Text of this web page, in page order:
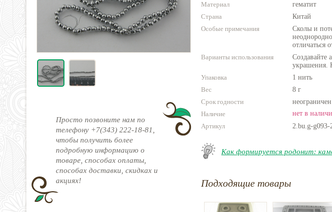
Просто позвоните нам по
телефону +7(343) 222-18-81,
чтобы получить более
подробную информацию о
товаре, способах оплаты,
способах доставки, скидках и
акциях!
Материал
гематит
Страна
Китай
Особые примечания
Сколы и
отличаться
Варианты использования
Создавайте
украшения.
Упаковка
1 нить
Вес
8 г
Срок годности
неограничен
Наличие
нет в
Артикул
2.bu.g-g093-
Как формируется родонит:
Подходящие товары